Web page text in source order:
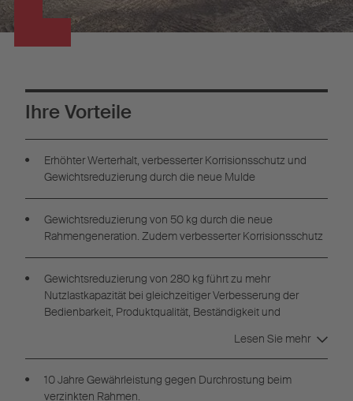
Ihre Vorteile
Erhöhter Werterhalt, verbesserterKorrisionsschutz und
Gewichtsreduzierung durch die neue Mulde
Gewichtsreduzierung von 50 kg durch die neue
Rahmengeneration. Zudem verbesserter Korrisionsschutz
Gewichtsreduzierung von 280 kg führt zu mehr
Nutzlastkapazität bei gleichzeitiger Verbesserung der
Bedienbarkeit, Produktqualität, Beständigkeit und
Lesen Sie mehr
10 Jahre Gewährleistung gegen Durchrostung beim
verzinkten Rahmen.